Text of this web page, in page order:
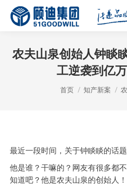
农夫山泉创始人钟睒
工逆袭到亿
您在这里：
首页 知产新案
最近一段时间，关于钟睒睒的话题
他是谁？干嘛的？网友有很多都
知道吧？他是农夫山泉的创始人！